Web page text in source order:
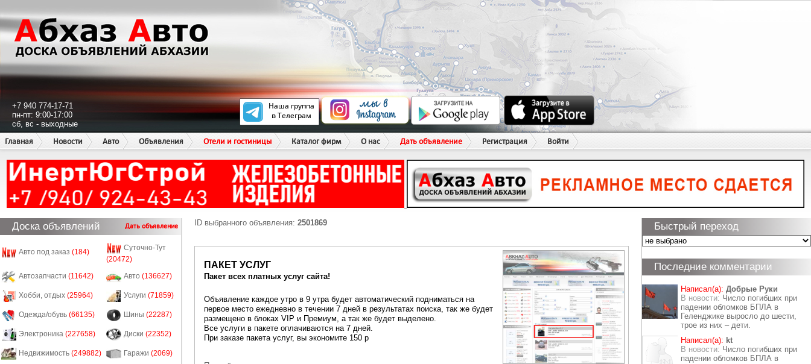
+7 940 774-17-71
пн-пт: 9:00-17:00
сб, вс - выходные
Главная
Новости Авто Объявления Отели и гостиницы Каталог фирм О нас Дать объявление Регистрация Войти
Доска объявлений Дать объявление
Авто под заказ (184)
Суточно-Тут
(20472)
Автозапчасти (11642) Авто (136627)
Хобби, отдых (25964) Услуги (71859)
Одежда/обувь (66135) Шины (22287)
Электроника (227658) Диски (22352)
Недвижимость (249882) Гаражи (2069)
ID выбранного объявления: 2501869
ПАКЕТ УСЛУГ
Пакет всех платных услуг сайта!
Объявление каждое утро в 9 утра будет автоматический подниматься на
первое место ежедневно в течении 7 дней в результатах поиска, так же будет
размещено в блоках VIP и Премиум, а так же будет выделено.
Все услуги в пакете оплачиваются на 7 дней.
При заказе пакета услуг, вы экономите 150 р
Быстрый переход
Последние комментарии
Написал(а): Добрые Руки
В новости: Число погибших при
падении обломков БПЛА в
Геленджике выросло до шести,
трое из них – дети.
Написал(а): kt
В новости: Число погибших при
падении обломков БПЛА в